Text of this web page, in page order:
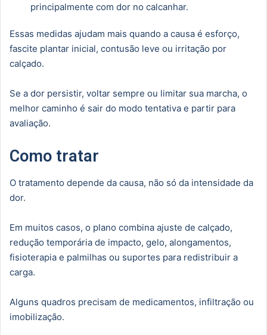
principalmente com dor no calcanhar.
Essas medidas ajudam mais quando a causa é esforço,
fascite plantar inicial, contusão leve ou irritação por
calçado.
Se a dor persistir, voltar sempre ou limitar sua marcha, o
melhor caminho é sair do modo tentativa e partir para
avaliação.
Como tratar
O tratamento depende da causa, não só da intensidade da
dor.
Em muitos casos, o plano combina ajuste de calçado,
redução temporária de impacto, gelo, alongamentos,
fisioterapia e palmilhas ou suportes para redistribuir a
carga.
Alguns quadros precisam de medicamentos, infiltração ou
imobilização.